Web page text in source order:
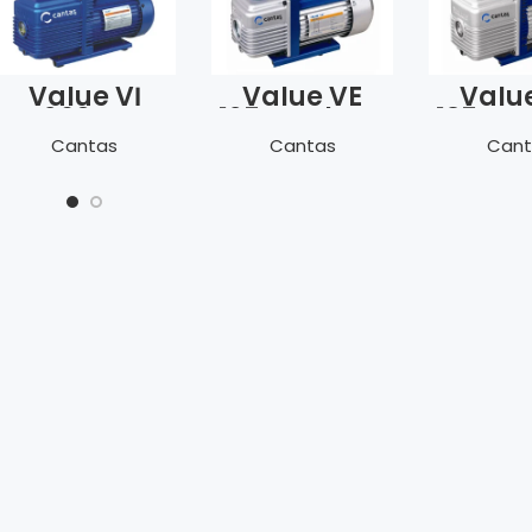
Value Vİ
260SV
Vakum
Pompası-
Saati+Sol.V.
Cantas
Value VE
125N Vakum
Pompası
Cantas
135N